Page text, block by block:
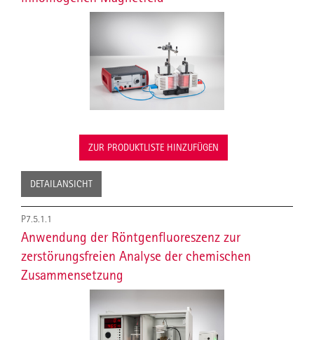
ZUR PRODUKTLISTE HINZUFÜGEN
DETAILANSICHT
P7.5.1.1
Anwendung der Röntgenfluoreszenz zur
zerstörungsfreien Analyse der chemischen
Zusammensetzung